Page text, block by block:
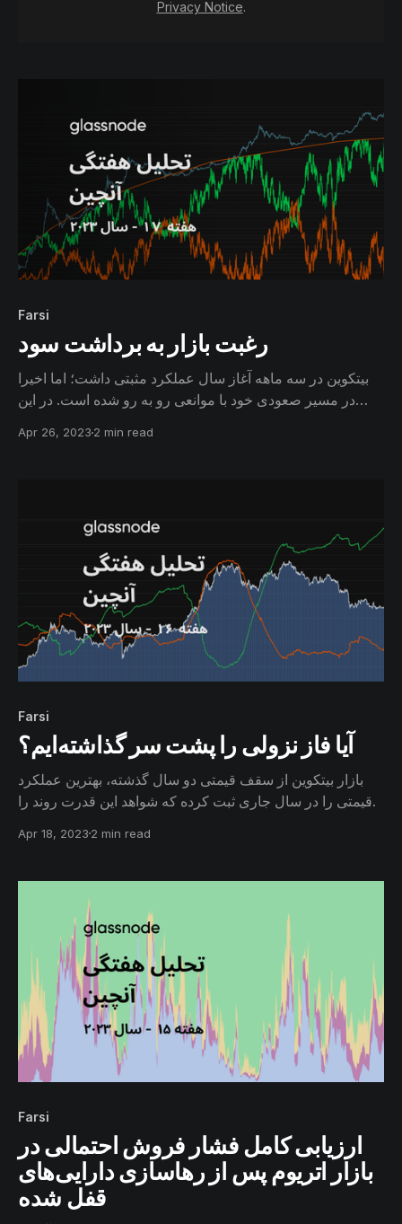
Privacy Notice.
Farsi
رغبت بازار به برداشت سود
بیتکوین در سه ماهه آغاز سال عملکرد مثبتی داشت؛ اما اخیرا
در مسیر صعودی خود با موانعی رو به رو شده است. در این
Apr 26, 2023 2 min read
Farsi
آیا فاز نزولی را پشت سر گذاشته‌ایم؟
بازار بیتکوین از سقف قیمتی دو سال گذشته، بهترین عملکرد
قیمتی را در سال جاری ثبت کرده که شواهد این قدرت روند را
بررسی کنیم که بازار تا چه میزان از فاز نزولی فاصله گرفته و
Apr 18, 2023 2 min read
Farsi
ارزیابی کامل فشار فروش احتمالی در
بازار اتریوم پس از رهاسازی دارایی‌های
قفل شده